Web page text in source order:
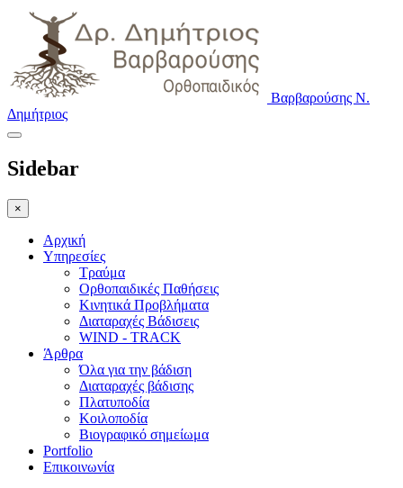
Βαρβαρούσης Ν.
Δημήτριος
Sidebar
×
Αρχική
Υπηρεσίες
Τραύμα
Ορθοπαιδικές Παθήσεις
Κινητικά Προβλήματα
Διαταραχές Βάδισεις
WIND - TRACK
Άρθρα
Όλα για την βάδιση
Διαταραχές βάδισης
Πλατυποδία
Κοιλοποδία
Βιογραφικό σημείωμα
Portfolio
Επικοινωνία